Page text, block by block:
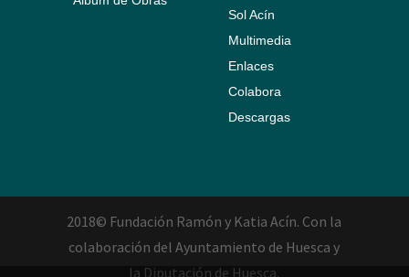
Sol Acín
Multimedia
Enlaces
Colabora
Descargas
2018© Fundación Ramón y Katia Acín. Con la
colaboración del Ayuntamiento de Huesca y
la Diputación de Huesca.